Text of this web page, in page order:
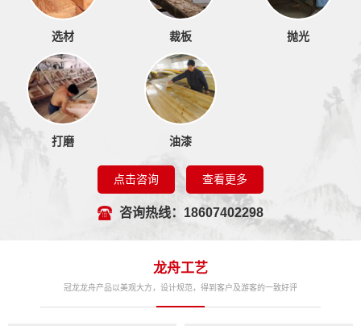
选材 裁板 抛光
打磨 油漆
点击咨询 查看更多
咨询热线：18607402298
龙舟工艺
冠龙龙舟产品以美观大方，设计规范，得到客户及游客的一致好评